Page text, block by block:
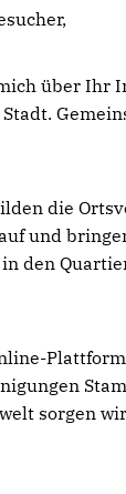
über Ihr
die
und
den
sorgen